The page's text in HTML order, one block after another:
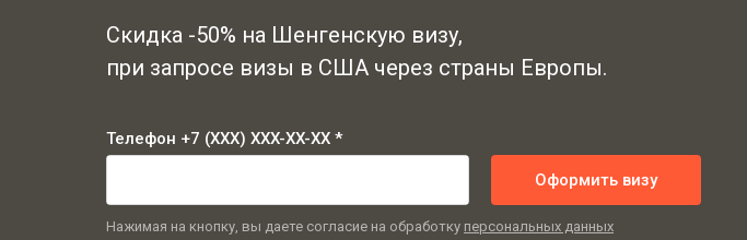
Скидка -50% на Шенгенскую визу,
при запросе визы в США через страны Европы.
Телефон +7 (XXX) XXX-XX-XX *
Оформить визу
Нажимая на кнопку, вы даете согласие на обработку персональных данных